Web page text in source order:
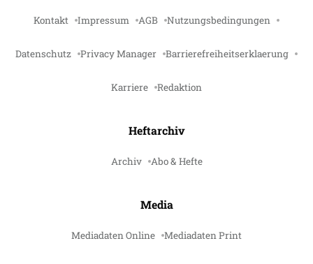
Kontakt Impressum AGB Nutzungsbedingungen
Datenschutz Privacy Manager Barrierefreiheitserklaerung
Karriere Redaktion
Heftarchiv
Archiv Abo & Hefte
Media
Mediadaten Online Mediadaten Print